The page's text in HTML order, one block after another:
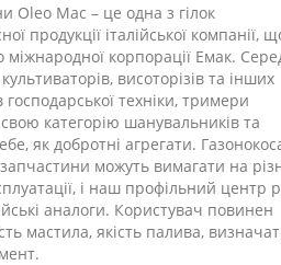
Oleo Mac – це одна з гілок
продукції італійської компанії,
міжнародної корпорації Емак.
висоторізів та інших
господарської техніки, тримери
категорію шанувальників та
як добротні агрегати.
можуть вимагати на
і наш профільний центр
аналоги. Користувач повинен
мастила, якість палива,